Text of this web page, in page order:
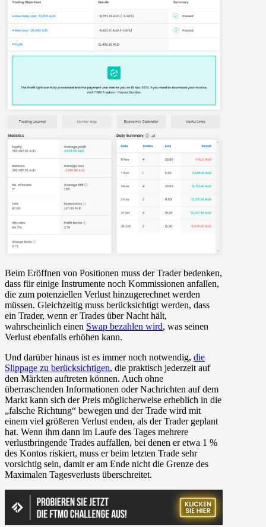
Beim Eröffnen von Positionen muss der Trader bedenken,
dass für einige Instrumente noch Kommissionen anfallen,
die zum potenziellen Verlust hinzugerechnet werden
müssen. Gleichzeitig muss berücksichtigt werden, dass
ein Trader, wenn er Trades über Nacht hält,
wahrscheinlich einen Swap bezahlen wird, was seinen
Verlust ebenfalls erhöhen kann.
Und darüber hinaus ist es immer noch notwendig, die
Slippage zu berücksichtigen, die praktisch jederzeit auf
den Märkten auftreten können. Auch ohne
überraschenden Informationen oder Nachrichten auf dem
Markt kann sich der Preis möglicherweise erheblich in die
„falsche Richtung“ bewegen und der Trade wird mit
einem viel größeren Verlust enden, als der Trader geplant
hat. Wenn ihm dann im Laufe des Tages mehrere
verlustbringende Trades auffallen, bei denen er etwa 1 %
des Kontos riskiert, muss er beim letzten Trade sehr
vorsichtig sein, damit er am Ende nicht die Grenze des
Maximalen Tagesverlusts überschreitet.